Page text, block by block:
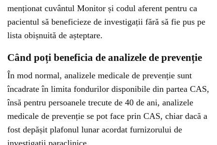
menționat cuvântul Monitor și codul aferent pentru ca
pacientul să beneficieze de investigații fără să fie pus pe
lista obișnuită de așteptare.
Când poți beneficia de analizele de prevenție
În mod normal, analizele medicale de prevenție sunt
încadrate în limita fondurilor disponibile din partea CAS,
însă pentru persoanele trecute de 40 de ani, analizele
medicale de prevenție se pot face prin CAS, chiar dacă a
fost depășit plafonul lunar acordat furnizorului de
investigații paraclinice.